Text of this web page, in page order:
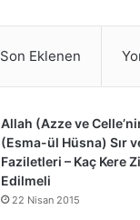
Son Eklenen
Allah (Azze ve
(Esma-ül Hüsna) Sır
Faziletleri – Kaç Kere
Edilmeli
22 Nisan 2015